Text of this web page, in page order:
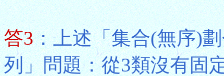
答3：上述「集合(無序)
列」問題：從3類沒有固